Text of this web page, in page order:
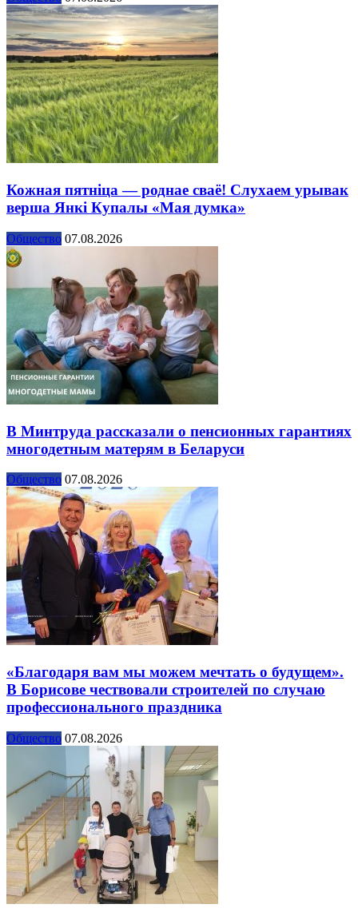
Кожная пятніца — роднае сваё! Слухаем урывак
верша Янкі Купалы «Мая думка»
Общество 07.08.2026
В Минтруда рассказали о пенсионных гарантиях
многодетным матерям в Беларуси
Общество 07.08.2026
«Благодаря вам мы можем мечтать о будущем».
В Борисове чествовали строителей по случаю
профессионального праздника
Общество 07.08.2026